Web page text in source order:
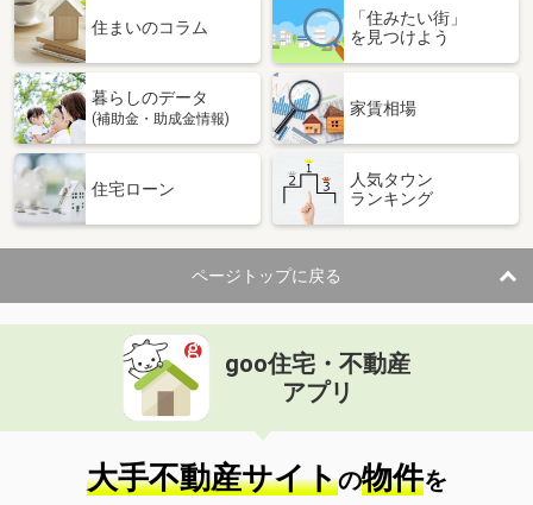
住まいのコラム
「住みたい街」
を見つけよう
暮らしのデータ
(補助金・助成金情報)
家賃相場
住宅ローン
人気タウン
ランキング
ページトップに戻る
goo住宅・不動産
アプリ
大手不動産サイトの物件を